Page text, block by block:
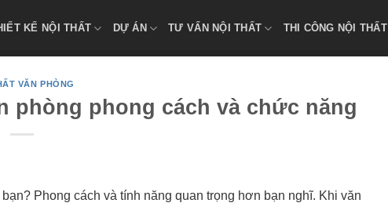
KẾ NỘI THẤT DỰ ÁN TƯ VẤN NỘI THẤT THI CÔNG NỘI THẤT
VĂN PHÒNG
phòng phong cách và chức năng
Phong cách và tính năng quan trọng hơn bạn nghĩ. Khi văn